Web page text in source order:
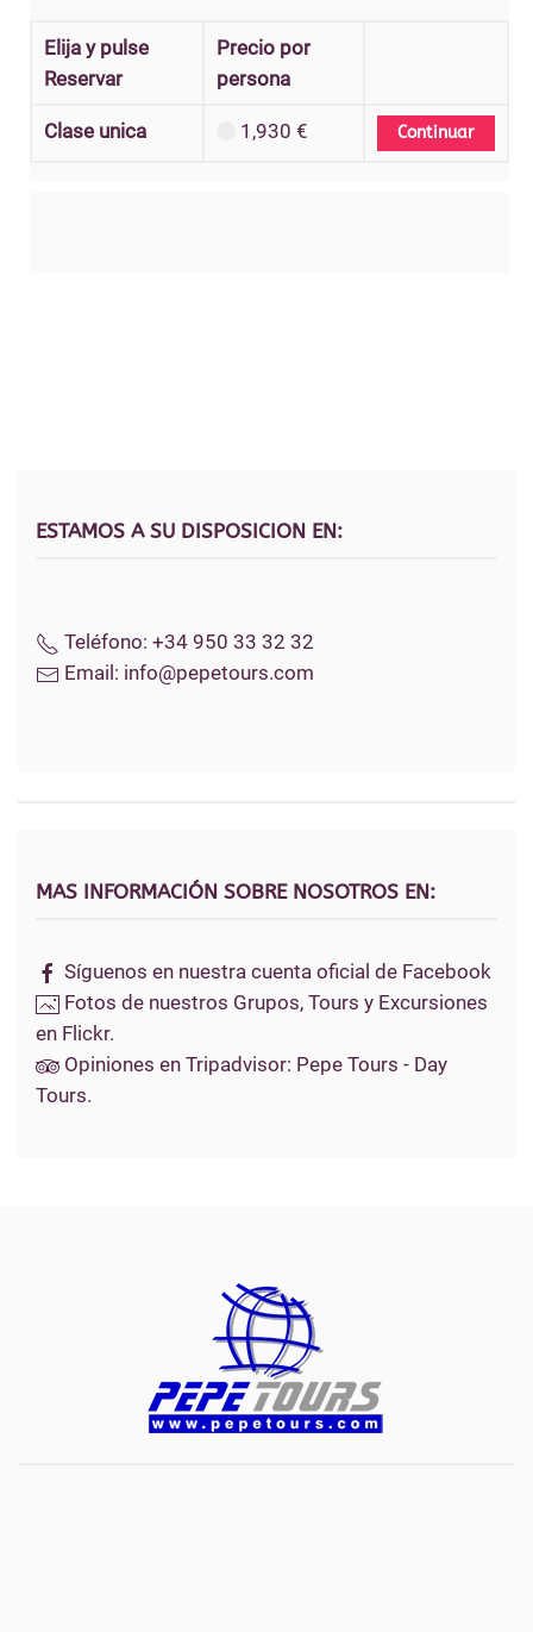
Elija y pulse
Reservar
Precio por
persona
Clase unica 1,930 €
ESTAMOS A SU DISPOSICION EN:
Teléfono: +34 950 33 32 32
Email: info@pepetours.com
MAS INFORMACIÓN SOBRE NOSOTROS EN:
Síguenos en nuestra cuenta oficial de Facebook
Fotos de nuestros Grupos, Tours y Excursiones
en Flickr.
Opiniones en Tripadvisor: Pepe Tours - Day
Tours.